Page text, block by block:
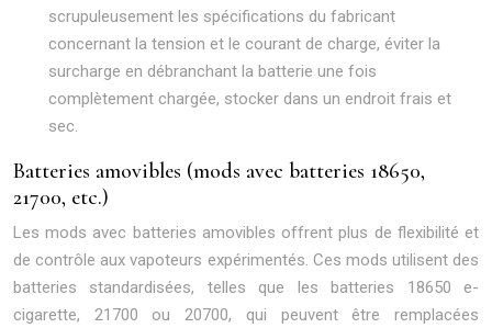
scrupuleusement les spécifications du fabricant
concernant la tension et le courant de charge, éviter la
surcharge en débranchant la batterie une fois
complètement chargée, stocker dans un endroit frais et
sec.
Batteries amovibles (mods avec batteries 18650,
21700, etc.)
Les mods avec batteries amovibles offrent plus de flexibilité et
de contrôle aux vapoteurs expérimentés. Ces mods utilisent des
batteries standardisées, telles que les batteries 18650 e-
cigarette, 21700 ou 20700, qui peuvent être remplacées